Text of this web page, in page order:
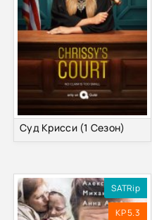
Суд Крисси (1 Сезон)
SATRip
KP 5.3